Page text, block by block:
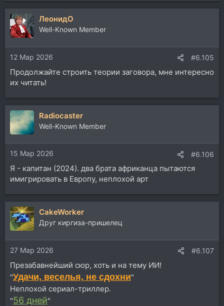
а
к
ц
и
и
:
ЛеонидО
Well-Known Member
12 Мар 2026 #6.105
Продолжайте строить теории заговора, мне интересно
их читать!
Radiocaster
Well-Known Member
15 Мар 2026 #6.106
Я - капитан (2024). два брата африканца пытаются
имигрировать в Европу, неплохой арт
CakeWorker
Друг киргиза-пришелец
27 Мар 2026 #6.107
Презабавнейший сюр, хоть и на тему ИИ!
"Удачи, веселья, не сдохни"
Неплохой сериал-триллер.
"56 дней"